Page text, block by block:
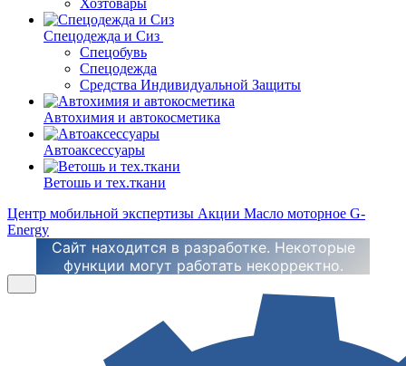
Хозтовары
Спецодежда и Сиз
Спецобувь
Спецодежда
Средства Индивидуальной Защиты
Автохимия и автокосметика
Автоаксессуары
Ветошь и тех.ткани
Центр мобильной экспертизы Акции Масло моторное G-
Energy
Сайт находится в разработке. Некоторые
функции могут работать некорректно.